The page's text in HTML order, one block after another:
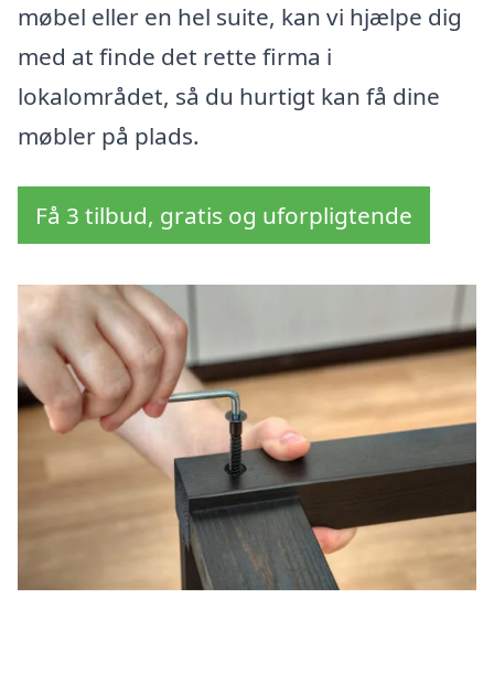
møbel eller en hel suite, kan vi hjælpe dig
med at finde det rette firma i
lokalområdet, så du hurtigt kan få dine
møbler på plads.
Få 3 tilbud, gratis og uforpligtende